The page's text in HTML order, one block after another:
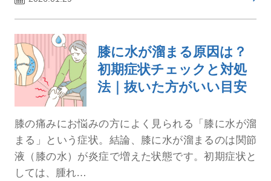
膝に水が溜まる原因は？
初期症状チェックと対処
法｜抜いた方がいい目安
膝の痛みにお悩みの方によく見られる「膝に水が溜
まる」という症状。結論、膝に水が溜まるのは関節
液（膝の水）が炎症で増えた状態です。初期症状と
しては、腫れ…